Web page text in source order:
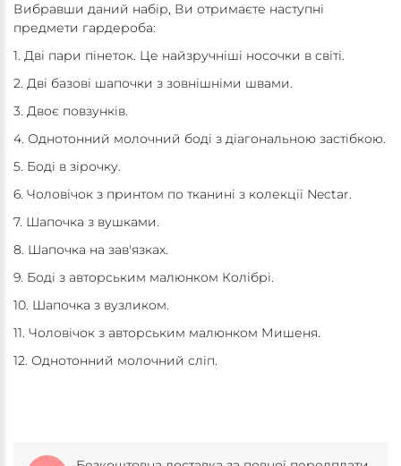
Вибравши даний набір, Ви отримаєте наступні
предмети гардероба:
1. Дві пари пінеток. Це найзручніші носочки в світі.
2. Дві базові шапочки з зовнішніми швами.
3. Двоє повзунків.
4. Однотонний молочний боді з діагональною застібкою.
5. Боді в зірочку.
6. Чоловічок з принтом по тканині з колекції Nectar.
7. Шапочка з вушками.
8. Шапочка на зав'язках.
9. Боді з авторським малюнком Колібрі.
10. Шапочка з вузликом.
11. Чоловічок з авторським малюнком Мишеня.
12. Однотонний молочний сліп.